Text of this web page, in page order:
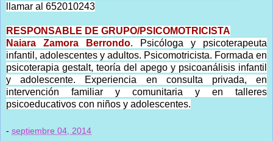
llamar al 652010243
RESPONSABLE DE GRUPO/PSICOMOTRICISTA
Naiara Zamora Berrondo.
Psicóloga y psicoterapeuta
infantil, adolescentes y adultos. Psicomotricista. Formada en
psicoterapia gestalt, teoría del apego y psicoanálisis infantil
y adolescente. Experiencia en consulta privada, en
intervención familiar y comunitaria y en talleres
psicoeducativos con niños y adolescentes.
- septiembre 04, 2014